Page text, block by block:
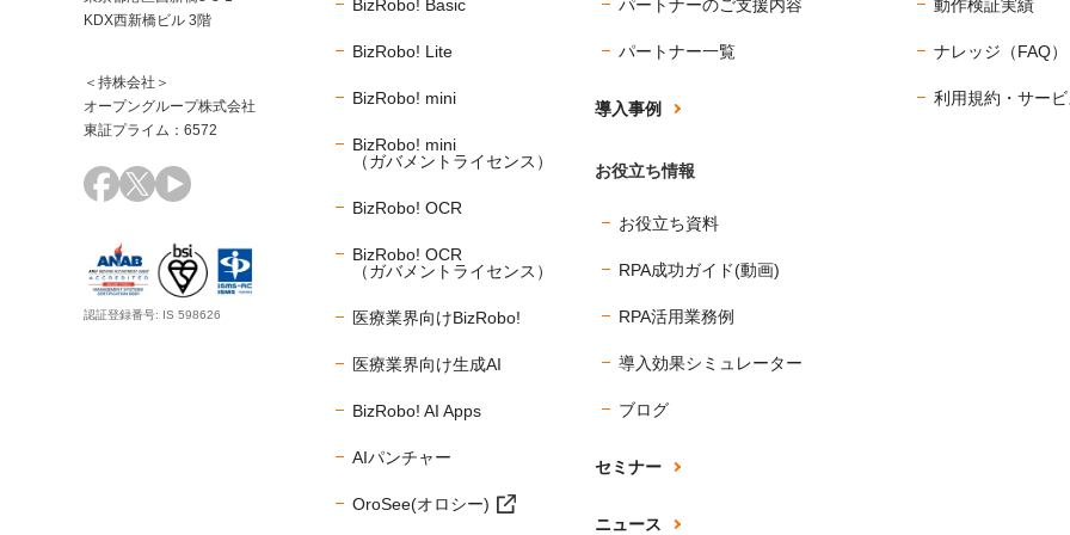
KDX西新橋ビル 3階
＜持株会社＞
オープングループ株式会社
東証プライム：6572
認証登録番号: IS 598626
BizRobo! Basic
BizRobo! Lite
BizRobo! mini
BizRobo! mini
（ガバメントライセンス）
BizRobo! OCR
BizRobo! OCR
（ガバメントライセンス）
医療業界向けBizRobo!
医療業界向け生成AI
BizRobo! AI Apps
AIパンチャー
OroSee(オロシー)
パートナーのご支援内容
パートナー一覧
導入事例
お役立ち情報
お役立ち資料
RPA成功ガイド(動画)
RPA活用業務例
導入効果シミュレーター
ブログ
セミナー
ニュース
動作検証実績
ナレッジ（FAQ）
利用規約・サー